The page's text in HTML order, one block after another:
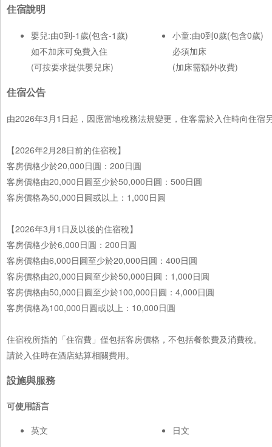
住宿說明
嬰兒:由0到-1歲(包含-1歲)
如不加床可免費入住
(可按要求提供嬰兒床)
小童:由0到0歲(包含0歲)
必須加床
(加床需額外收費)
住宿公告
由2026年3月1日起，因應當地稅務法規變更，住客需於入住時向住
【2026年2月28日前的住宿稅】
客房價格少於20,000日圓：200日圓
客房價格由20,000日圓至少於50,000日圓：500日圓
客房價格為50,000日圓或以上：1,000日圓
【2026年3月1日及以後的住宿稅】
客房價格少於6,000日圓：200日圓
客房價格由6,000日圓至少於20,000日圓：400日圓
客房價格由20,000日圓至少於50,000日圓：1,000日圓
客房價格由50,000日圓至少於100,000日圓：4,000日圓
客房價格為100,000日圓或以上：10,000日圓
住宿稅所指的「住宿費」僅包括客房價格，不包括餐飲費及消費稅。
請於入住時在酒店結算相關費用。
設施與服務
可使用語言
英文
日文